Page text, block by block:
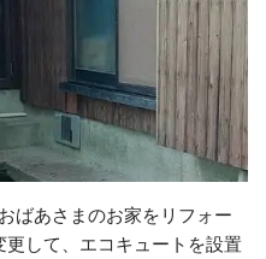
ばあさまのお家をリフォー
更して、エコキュートを設置